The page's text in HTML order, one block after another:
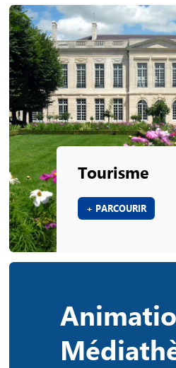
Tourisme
+ PARCOURIR